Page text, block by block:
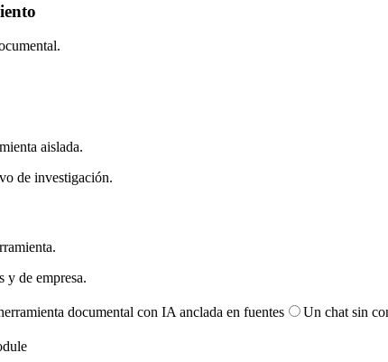
aislada.
documental con IA anclada en fuentes
Un chat sin